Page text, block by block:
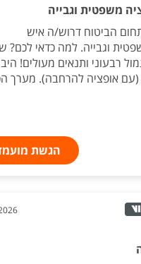
משפטית וגבייה
הביטוח דרוש/ה איש
וגבייה. למה כדאי לכם?
רבעוני ותנאים מעולים!
(עם אופציה להרחבה). מערך
הגשת